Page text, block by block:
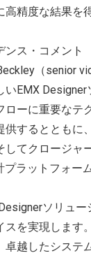
高精度な結果を
ンス・コメント
（senior
いEMX
ローに重要なテ
供するとともに
してクロージャ
プラットフォー
ソリュ
スを実現します
卓越したシステ